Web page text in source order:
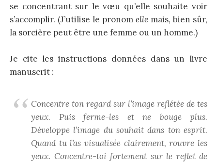
se concentrant sur le vœu qu’elle souhaite voir
s’accomplir. (J’utilise le pronom elle mais, bien sûr,
la sorcière peut être une femme ou un homme.)
Je cite les instructions données dans un livre
manuscrit :
Concentre ton regard sur l’image reflétée de tes
yeux. Puis ferme-les et ne bouge plus.
Développe l’image du souhait dans ton esprit.
Quand tu l’as visualisée clairement, rouvre les
yeux. Concentre-toi fortement sur le reflet de